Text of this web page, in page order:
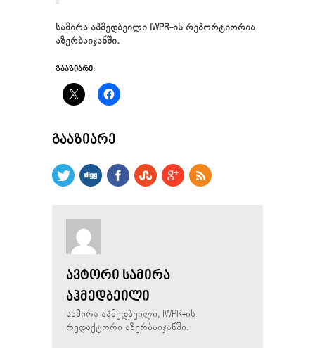
სამირა აჰმედბეილი IWPR-ის რეპორტიორია
აზერბაიჯანში.
ᲒᲐᲐᲖᲘᲐᲠᲔ:
ᲒᲐᲐᲖᲘᲐᲠᲔ
ᲐᲕᲢᲝᲠᲘ ᲡᲐᲛᲘᲠᲐ
ᲐᲰᲛᲔᲓᲑᲔᲘᲚᲘ
სამირა აჰმედბეილი, IWPR-ის
რედაქტორი აზერბაიჯანში.